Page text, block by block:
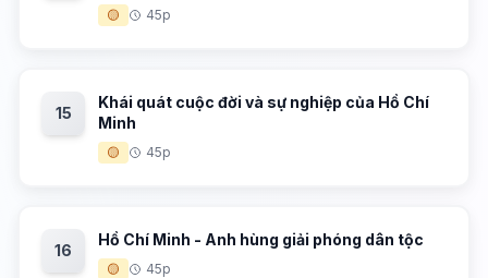
🟡 45p
15
Khái quát cuộc đời và sự nghiệp của Hồ Chí
Minh
🟡 45p
16
Hồ Chí Minh - Anh hùng giải phóng dân tộc
🟡 45p